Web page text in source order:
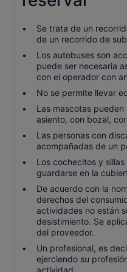
Se trata de un
de un recorrido de
Los autobuses son
puede ser necesaria
con el operador con
No se permite llevar
Las mascotas
asiento, con bozal,
Las personas con
acompañadas de un
Los cochecitos y
guardarse en la
De acuerdo con la
derechos del
actividades no están
desistimiento. Se
del proveedor.
Un profesional, es
ejerciendo su
actividad.